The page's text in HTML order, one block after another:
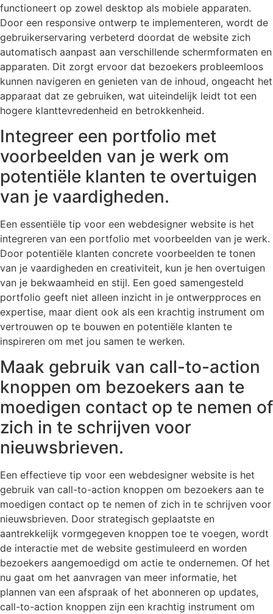
functioneert op zowel desktop als mobiele apparaten.
Door een responsive ontwerp te implementeren, wordt de
gebruikerservaring verbeterd doordat de website zich
automatisch aanpast aan verschillende schermformaten en
apparaten. Dit zorgt ervoor dat bezoekers probleemloos
kunnen navigeren en genieten van de inhoud, ongeacht het
apparaat dat ze gebruiken, wat uiteindelijk leidt tot een
hogere klanttevredenheid en betrokkenheid.
Integreer een portfolio met
voorbeelden van je werk om
potentiële klanten te overtuigen
van je vaardigheden.
Een essentiële tip voor een webdesigner website is het
integreren van een portfolio met voorbeelden van je werk.
Door potentiële klanten concrete voorbeelden te tonen
van je vaardigheden en creativiteit, kun je hen overtuigen
van je bekwaamheid en stijl. Een goed samengesteld
portfolio geeft niet alleen inzicht in je ontwerpproces en
expertise, maar dient ook als een krachtig instrument om
vertrouwen op te bouwen en potentiële klanten te
inspireren om met jou samen te werken.
Maak gebruik van call-to-action
knoppen om bezoekers aan te
moedigen contact op te nemen of
zich in te schrijven voor
nieuwsbrieven.
Een effectieve tip voor een webdesigner website is het
gebruik van call-to-action knoppen om bezoekers aan te
moedigen contact op te nemen of zich in te schrijven voor
nieuwsbrieven. Door strategisch geplaatste en
aantrekkelijk vormgegeven knoppen toe te voegen, wordt
de interactie met de website gestimuleerd en worden
bezoekers aangemoedigd om actie te ondernemen. Of het
nu gaat om het aanvragen van meer informatie, het
plannen van een afspraak of het abonneren op updates,
call-to-action knoppen zijn een krachtig instrument om